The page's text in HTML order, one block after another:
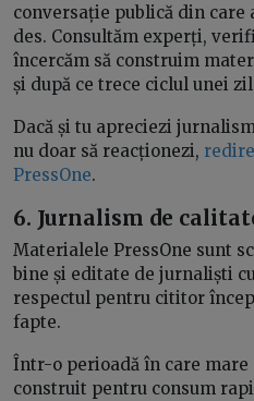
conversație publică din care
des. Consultăm experți,
încercăm să construim
și după ce trece ciclul unei
Dacă și tu apreciezi
nu doar să reacționezi,
PressOne.
6. Jurnalism de
Materialele PressOne sunt
bine și editate de jurnaliști
respectul pentru cititor
fapte.
Într-o perioadă în care
construit pentru consum